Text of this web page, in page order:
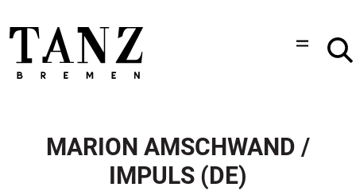
MARION AMSCHWAND /
IMPULS (DE)